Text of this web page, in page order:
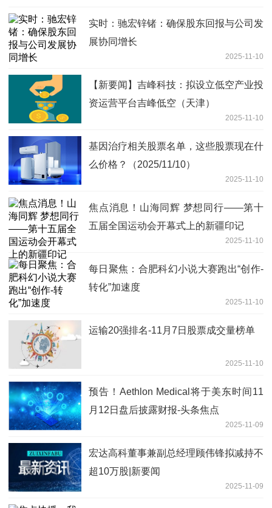
实时：驰宏锌锗：确保股东回报与公司发
展协同增长
2025-11-10
【新要闻】吉峰科技：拟设立低空产业投
资运营平台吉峰低空（天津）
2025-11-10
基因治疗相关股票名单，这些股票现在什
么价格？（2025/11/10）
2025-11-10
焦点消息！山海同辉 梦想同行——第十
五届全国运动会开幕式上的新疆印记
2025-11-10
每日聚焦：合肥科幻小说大赛跑出“创作-
转化”加速度
2025-11-10
运输20强排名-11月7日股票成交量榜单
2025-11-10
预告！Aethlon Medical将于美东时间11
月12日盘后披露财报-头条焦点
2025-11-09
宏达高科董事兼副总经理顾伟锋拟减持不
超10万股|新要闻
2025-11-09